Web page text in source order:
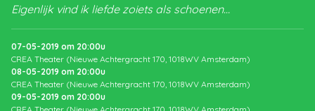
Eigenlijk vind ik liefde zoiets als schoenen…
07-05-2019 om 20:00u
CREA Theater (Nieuwe Achtergracht 170, 1018WV Amsterdam)
08-05-2019 om 20:00u
CREA Theater (Nieuwe Achtergracht 170, 1018WV Amsterdam)
09-05-2019 om 20:00u